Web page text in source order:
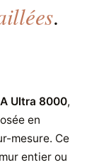
.
Ultra 8000,
en
mesure. Ce
entier ou